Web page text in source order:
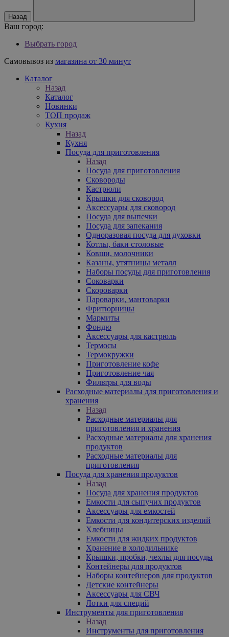
Назад
Ваш город:
Выбрать город
Самовывоз из магазина от 30 минут
Каталог
Назад
Каталог
Новинки
ТОП продаж
Кухня
Назад
Кухня
Посуда для приготовления
Назад
Посуда для приготовления
Сковороды
Кастрюли
Крышки для сковород
Аксессуары для сковород
Посуда для выпечки
Посуда для запекания
Одноразовая посуда для духовки
Котлы, баки столовые
Ковши, молочники
Казаны, утятницы металл
Наборы посуды для приготовления
Соковарки
Скороварки
Пароварки, мантоварки
Фритюрницы
Мармиты
Фондю
Аксессуары для кастрюль
Термосы
Термокружки
Приготовление кофе
Приготовление чая
Фильтры для воды
Расходные материалы для приготовления и
хранения
Назад
Расходные материалы для
приготовления и хранения
Расходные материалы для хранения
продуктов
Расходные материалы для
приготовления
Посуда для хранения продуктов
Назад
Посуда для хранения продуктов
Емкости для сыпучих продуктов
Аксессуары для емкостей
Емкости для кондитерских изделий
Хлебницы
Емкости для жидких продуктов
Хранение в холодильнике
Крышки, пробки, чехлы для посуды
Контейнеры для продуктов
Наборы контейнеров для продуктов
Детские контейнеры
Аксессуары для СВЧ
Лотки для специй
Инструменты для приготовления
Назад
Инструменты для приготовления